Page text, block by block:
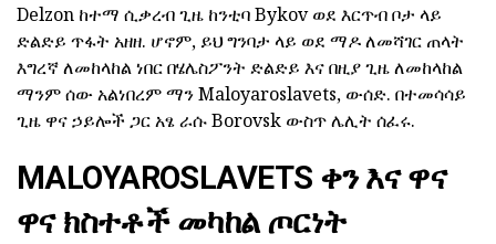
Delzon ከተማ ሲቃረብ ጊዜ ከንቲባ Bykov ወደ እርጥብ ቦታ ላይ
ድልድይ ጥፋት አዘዘ. ሆኖም, ይህ ግንባታ ላይ ወደ ማዶ ለመሻገር ጠላት
እግረኛ ለመከላከል ነበር በሄሌስፖንት ድልድይ እና በዚያ ጊዜ ለመከላከል
ማንም ሰው አልነበረም ማን Maloyaroslavets, ውሰድ. በተመሳሳይ
ጊዜ ዋና ኃይሎች ጋር አፄ ራሱ Borovsk ውስጥ ሌሊት ሰፈሩ.
MALOYAROSLAVETS ቀን እና ዋና
ዋና ክስተቶች መካከል ጦርነት